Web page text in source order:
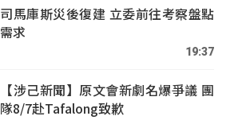
司馬庫斯災後復建 立委前往考察盤點
需求
19:37
【涉己新聞】原文會新劇名爆爭議 團
隊8/7赴Tafalong致歉